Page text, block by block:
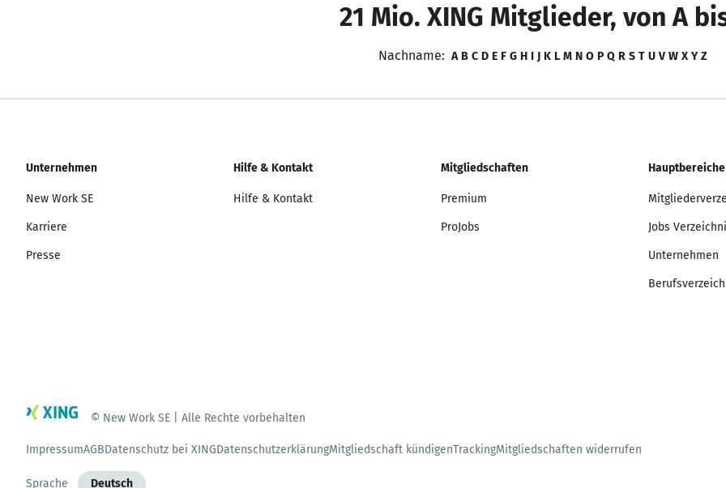
21 Mio. XING Mitglieder, von A
Nachname: A B C D E F G H I J K L M N O P Q R S T U V W X Y Z
Unternehmen
New Work SE
Karriere
Presse
Hilfe & Kontakt
Hilfe & Kontakt
Mitgliedschaften
Premium
ProJobs
Hauptbereiche
Jobs
Unternehmen
© New Work SE | Alle Rechte vorbehalten
ImpressumAGBDatenschutz bei XINGDatenschutzerklärungMitgliedschaft kündigenTrackingMitgliedschaften widerrufen
Sprache Deutsch